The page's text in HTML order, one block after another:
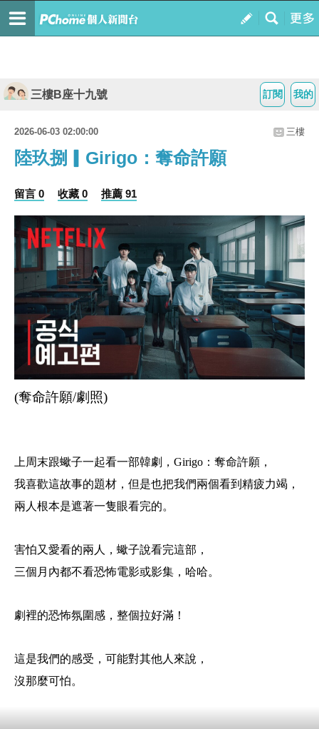
我的
訂閱
三樓B座十九號
2026-06-03 02:00:00 三樓
陸玖捌▎Girigo：奪命許願
留言 0 收藏 0 推薦 91
(奪命許願/劇照)
上周末跟蠍子一起看一部韓劇 ， Girigo： 奪命許願，
我喜歡這故事的題材，但是也把我們兩個看到精疲力竭，
兩人根本是遮著一隻眼看完的。
害怕又愛看的兩人，蠍子說看完這部，
三個月內都不看恐怖電影或影集，哈哈。
劇裡的恐怖氛圍感，整個拉好滿！
這是我們的感受，可能對其他人來說，
沒那麼可怕。